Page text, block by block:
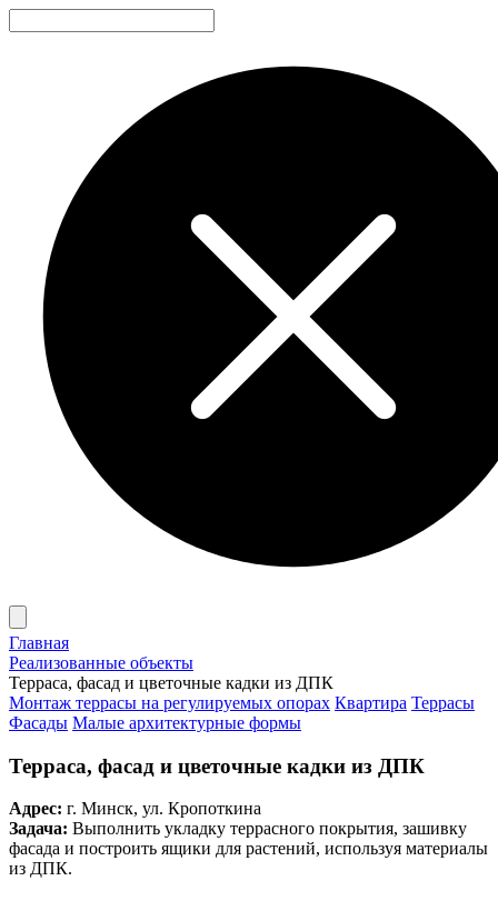
Главная
Реализованные объекты
Терраса, фасад и цветочные кадки из ДПК
Монтаж террасы на регулируемых опорах Квартира Террасы
Фасады Малые архитектурные формы
Терраса, фасад и цветочные кадки из ДПК
Адрес: г. Минск, ул. Кропоткина
Задача: Выполнить укладку террасного покрытия, зашивку
фасада и построить ящики для растений, используя материалы
из ДПК.